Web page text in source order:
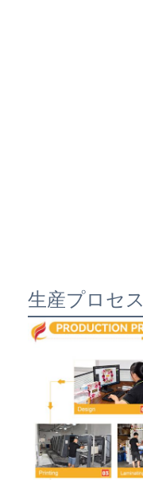
生産プロセス